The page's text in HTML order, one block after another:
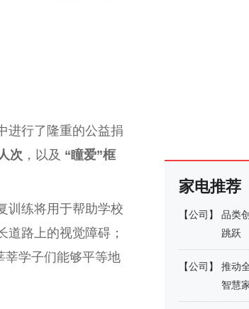
进行了隆重的公益捐
次 ，以及 “瞳爱”框
训练将用于帮助学校
路上的视觉障碍；
莘学子们能够平等地
家电推荐
【公司 】
品类
跳跃​
【公司 】
推动
智慧